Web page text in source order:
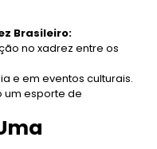
Brasileiro:
no xadrez entre os
e em eventos culturais.
um esporte de